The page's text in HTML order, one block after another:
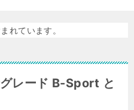
れています。
レード B-Sport と